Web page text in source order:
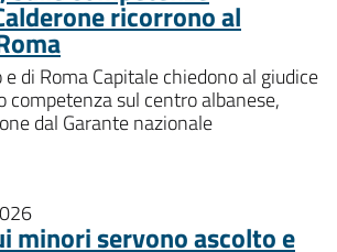
ricorrono al
di Roma Capitale chiedono al giudice
competenza sul centro albanese,
dal Garante nazionale
minori servono ascolto e